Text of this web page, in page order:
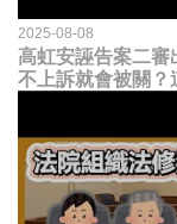
2025-08-08
高虹安誣告案二審
不上訴就會被關？